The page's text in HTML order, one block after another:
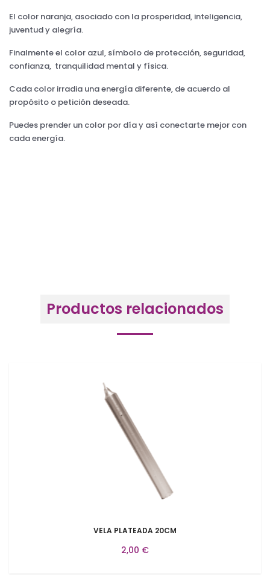
El color naranja, asociado con la prosperidad, inteligencia,
juventud y alegría.
Finalmente el color azul, símbolo de protección, seguridad,
confianza, tranquilidad mental y física.
Cada color irradia una energía diferente, de acuerdo al
propósito o petición deseada.
Puedes prender un color por día y así conectarte mejor con
cada energía.
Productos relacionados
VELA PLATEADA 20CM
2,00 €